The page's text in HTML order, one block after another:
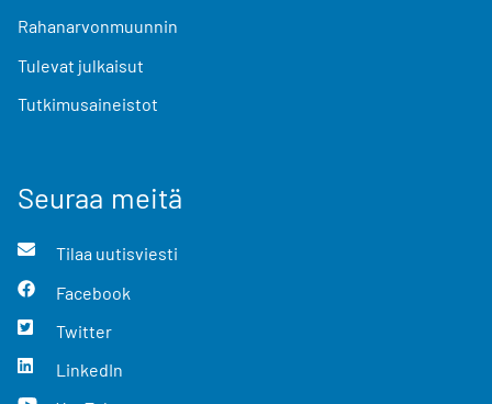
Rahanarvonmuunnin
Tulevat julkaisut
Tutkimusaineistot
Seuraa meitä
Tilaa uutisviesti
Facebook
Twitter
LinkedIn